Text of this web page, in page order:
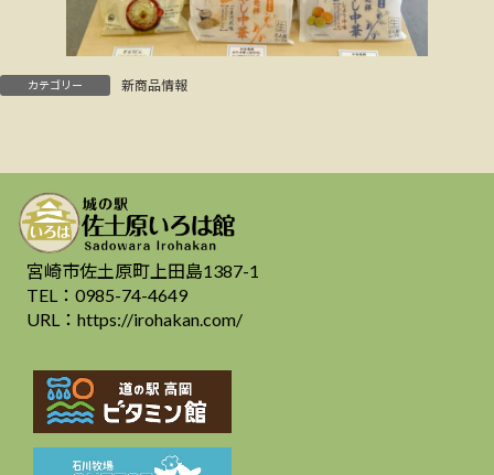
カテゴリー 新商品情報
宮崎市佐土原町上田島1387-1
TEL：0985-74-4649
URL：https://irohakan.com/